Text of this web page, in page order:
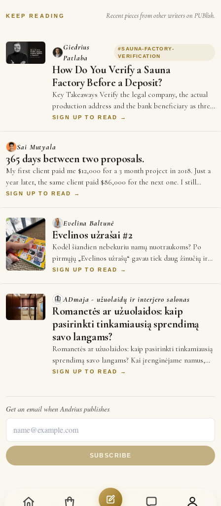
KEEP READING Recent pieces from other writers on PUBlish.
Giedrius
Patlaba
#SAUNA-FACTORY-
VERIFICATION
How Do You Verify a Sauna
Factory Before a Deposit?
Key Takeaways Verify the legal company, the actual
production address and the bank beneficiary as three
separate facts. EU BRIS provides rea…
SIGN UP TO READ →
Sai Mutyala
365 days between two proposals.
My first client paid me $12,000 for a 3 month project in 2018. Just a
year later, the same client paid $86,000 for the next one. I still
rem…
SIGN UP TO READ →
Evelina Baltunė
Evelinos užrašai #2
Kodėl šiandien nebekuriu namų nuotraukoms? Po
pirmųjų „Evelinos užrašų“ gavau tiek daug žinučių ir
reakcijų, kad dar ilgai apie jas galvojau…
SIGN UP TO READ →
ADmaja - užuolaidų ir interjero salonas
Romanetės ar užuolaidos: kaip
pasirinkti tinkamiausią sprendimą
savo langams?
Romanetės ar užuolaidos: kaip pasirinkti tinkamiausią
sprendimą savo langams? Kai įrenginėjame namus,
langų dekoras dažnai tampa vienu iš pa…
SIGN UP TO READ →
Get an email whenAndrius publishes
SUBSCRIBE